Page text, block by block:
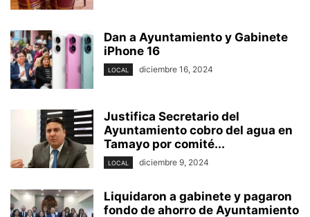
Dan a Ayuntamiento y Gabinete
iPhone 16
LOCAL diciembre 16, 2024
Justifica Secretario del
Ayuntamiento cobro del agua en
Tamayo por comité...
LOCAL diciembre 9, 2024
Liquidaron a gabinete y pagaron
fondo de ahorro de Ayuntamiento